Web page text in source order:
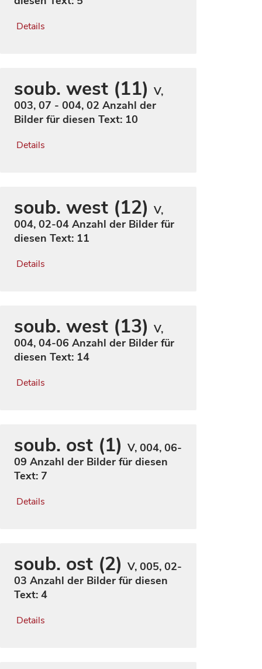
Details
soub. west (11) V,
003, 07 - 004, 02 Anzahl der
Bilder für diesen Text: 10
Details
soub. west (12) V,
004, 02-04 Anzahl der Bilder für
diesen Text: 11
Details
soub. west (13) V,
004, 04-06 Anzahl der Bilder für
diesen Text: 14
Details
soub. ost (1) V, 004, 06-
09 Anzahl der Bilder für diesen
Text: 7
Details
soub. ost (2) V, 005, 02-
03 Anzahl der Bilder für diesen
Text: 4
Details